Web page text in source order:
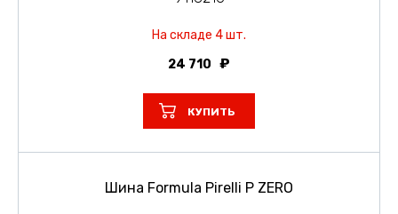
На складе 4 шт.
24 710
КУПИТЬ
Шина Formula Pirelli P ZERO